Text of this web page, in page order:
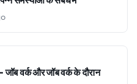
वर्क और जॉब वर्क के दौरान